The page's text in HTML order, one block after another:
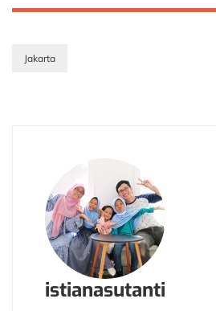
Jakarta
istianasutanti